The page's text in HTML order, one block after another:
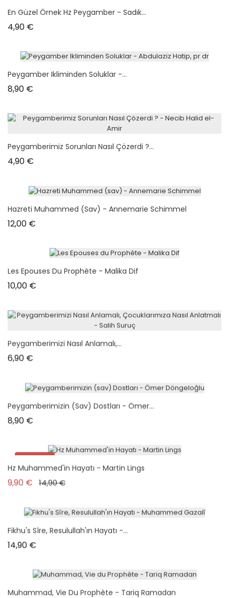
En Güzel Örnek Hz Peygamber - Sadık...
4,90 €
Peygamber Ikliminden Soluklar -...
8,90 €
Peygamberimiz Sorunları Nasıl Çözerdi ?...
4,90 €
Hazreti Muhammed (sav) - Annemarie Schimmel
12,00 €
Les Epouses Du Prophète - Malika Dif
10,00 €
Peygamberimizi Nasıl Anlamalı,...
6,90 €
Peygamberimizin (sav) Dostları - Ömer...
8,90 €
Promo !
Hz Muhammed'in Hayatı - Martin Lings
9,90 € Prix de base
14,90 €Prix
Fikhu's Sîre, Resulullah'ın Hayatı -...
14,90 €
Muhammad, Vie Du Prophète - Tariq Ramadan